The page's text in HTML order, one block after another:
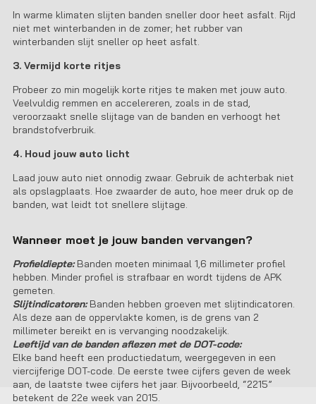
In warme klimaten slijten banden sneller door heet asfalt. Rijd
niet met winterbanden in de zomer; het rubber van
winterbanden slijt sneller op heet asfalt.
3. Vermijd korte ritjes
Probeer zo min mogelijk korte ritjes te maken met jouw auto.
Veelvuldig remmen en accelereren, zoals in de stad,
veroorzaakt snelle slijtage van de banden en verhoogt het
brandstofverbruik.
4. Houd jouw auto licht
Laad jouw auto niet onnodig zwaar. Gebruik de achterbak niet
als opslagplaats. Hoe zwaarder de auto, hoe meer druk op de
banden, wat leidt tot snellere slijtage.
Wanneer moet je jouw banden vervangen?
Profieldiepte:Banden moeten minimaal 1,6 millimeter profiel
hebben. Minder profiel is strafbaar en wordt tijdens de APK
gemeten.
Slijtindicatoren:Banden hebben groeven met slijtindicatoren.
Als deze aan de oppervlakte komen, is de grens van 2
millimeter bereikt en is vervanging noodzakelijk.
Leeftijd van de banden aflezen met de DOT-code:
Elke band heeft een productiedatum, weergegeven in een
viercijferige DOT-code. De eerste twee cijfers geven de week
aan, de laatste twee cijfers het jaar. Bijvoorbeeld, “2215”
betekent de 22e week van 2015.